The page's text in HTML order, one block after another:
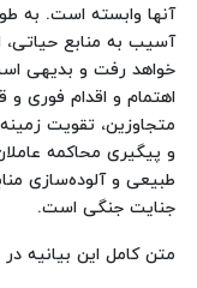
آنها وابسته است. به
آسیب به منابع حیاتی،
خواهد رفت و بدیهی است
اهتمام و اقدام فوری
متجاوزین، تقویت
و پیگیری محاکمه
طبیعی و آلوده‌سازی
جنایت جنگی است.
متن کامل این بیانیه